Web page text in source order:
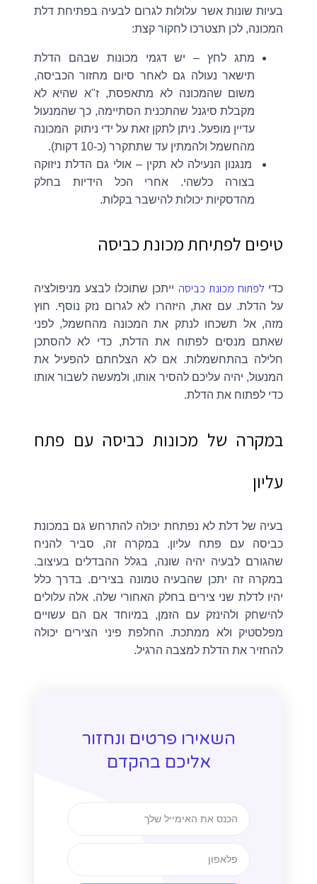
בעיות שונות אשר עלולות לגרום לבעיה בפתיחת דלת
המכונה, לכן תצטרכו לחקור קצת:
מתג לחץ – יש דגמי מכונות שבהם הדלת
תישאר נעולה גם לאחר סיום מחזור הכביסה,
משום שהמכונה לא מתאפסת, ז"א שהיא לא
מקבלת סיגנל שהתכנית הסתיימה, כך שהמנעול
עדיין מופעל. ניתן לתקן זאת על ידי ניתוק המכונה
מהחשמל ולהמתין עד שתתקרר (כ-10 דקות).
מנגנון הנעילה לא תקין – אולי גם הדלת ניזוקה
בצורה כלשהי. אחרי הכל הידיות בחלק
מהדסקיות יכולות להישבר בקלות.
טיפים לפתיחת מכונת כביסה
כדי לפתוח מכונת כביסה ייתכן שתוכלו לבצע מניפולציה
על הדלת. עם זאת, היזהרו לא לגרום נזק נוסף. חוץ
מזה, אל תשכחו לנתק את המכונה מהחשמל, לפני
שאתם מנסים לפתוח את הדלת, כדי לא להסתכן
חלילה בהתחשמלות. אם לא הצלחתם להפעיל את
המנעול, יהיה עליכם להסיר אותו, ולמעשה לשבור אותו
כדי לפתוח את הדלת.
במקרה של מכונות כביסה עם פתח
עליון
בעיה של דלת לא נפתחת יכולה להתרחש גם במכונת
כביסה עם פתח עליון. במקרה זה, סביר להניח
שהגורם לבעיה יהיה שונה, בגלל ההבדלים בעיצוב.
במקרה זה יתכן שהבעיה טמונה בצירים. בדרך כלל
יהיו לדלת שני צירים בחלק האחורי שלה. אלה עלולים
להישחק ולהינזק עם הזמן, במיוחד אם הם עשויים
מפלסטיק ולא ממתכת. החלפת פיני הצירים יכולה
להחזיר את הדלת למצבה הרגיל.
השאירו פרטים ונחזור
אליכם בהקדם